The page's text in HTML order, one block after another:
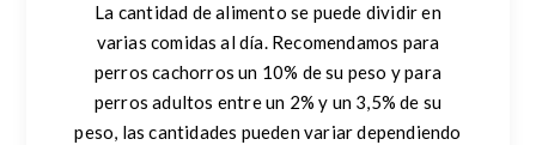
La cantidad de alimento se puede dividir en
varias comidas al día. Recomendamos para
perros cachorros un 10% de su peso y para
perros adultos entre un 2% y un 3,5% de su
peso, las cantidades pueden variar dependiendo